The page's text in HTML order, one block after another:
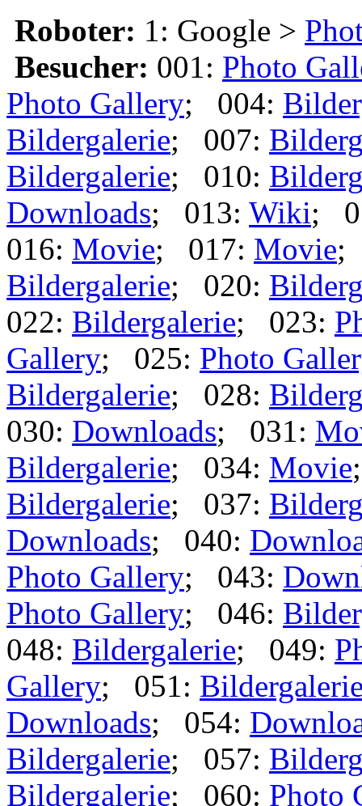
Roboter: 1: Google >
Besucher: 001: Photo
Photo Gallery; 004:
Bildergalerie; 007:
Bildergalerie; 010:
Downloads; 013: Wiki;
016: Movie; 017: Movie;
Bildergalerie; 020:
022: Bildergalerie; 023:
Gallery; 025: Photo
Bildergalerie; 028:
030: Downloads; 031:
Bildergalerie; 034: Movie
Bildergalerie; 037:
Downloads; 040:
Photo Gallery; 043:
Photo Gallery; 046:
048: Bildergalerie; 049:
Gallery; 051:
Downloads; 054:
Bildergalerie; 057:
Bildergalerie; 060: Photo